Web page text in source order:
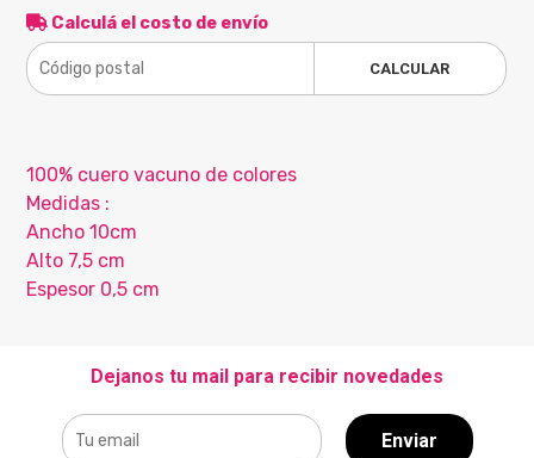
Calculá el costo de envío
CALCULAR
100% cuero vacuno de colores
Medidas :
Ancho 10cm
Alto 7,5 cm
Espesor 0,5 cm
Dejanos tu mail para recibir novedades
Enviar